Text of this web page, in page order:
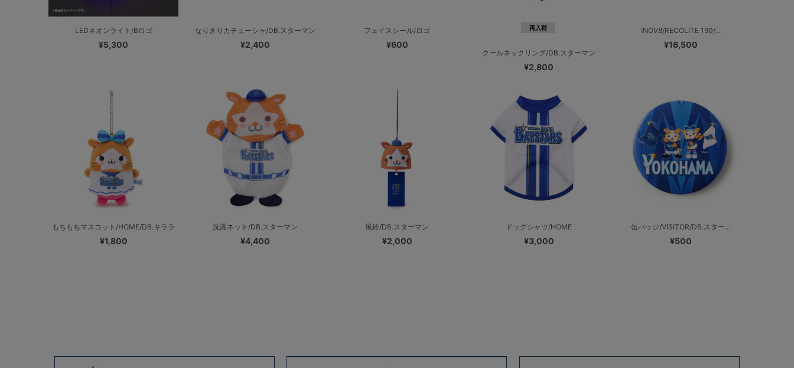
LEDネオンライト/Bロゴ
¥5,300
なりきりカチューシャ/DB.スターマン
¥2,400
フェイスシール/ロゴ
¥600
再入荷
クールネックリング/DB.スターマン
¥2,800
INOV8/RECOLITE 190/...
¥16,500
もちもちマスコット/HOME/DB.キララ
¥1,800
洗濯ネット/DB.スターマン
¥4,400
風鈴/DB.スターマン
¥2,000
ドッグシャツ/HOME
¥3,000
缶バッジ/VISITOR/DB.スター...
¥500